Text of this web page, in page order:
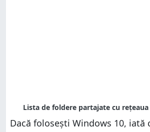
Dacă folosești Windows 10, iată